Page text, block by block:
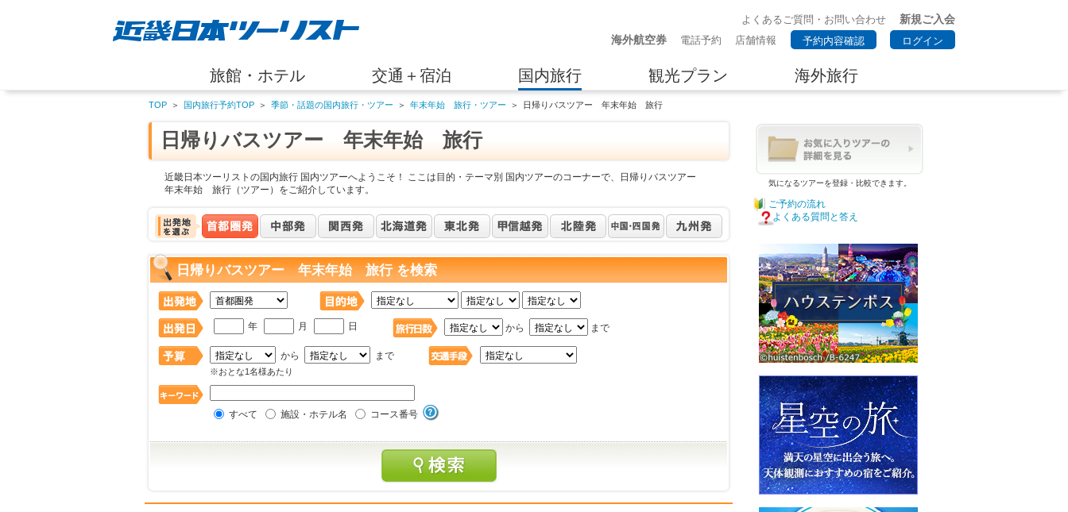
よくあるご質問・お問い合わせ
新規ご入会
海外航空券
電話予約 店舗情報 予約内容確認 ログイン
旅館・ホテル 交通＋宿泊 国内旅行 観光プラン 海外旅行
TOP ＞ 国内旅行予約TOP ＞ 季節・話題の国内旅行・ツアー ＞ 年末年始 旅行・ツアー ＞ 日帰りバスツアー 年末年始 旅行
日帰りバスツアー 年末年始 旅行
近畿日本ツーリストの国内旅行 国内ツアーへようこそ！ ここは目的・テーマ別 国内ツアーのコーナーで、日帰りバスツアー
年末年始 旅行（ツアー）をご紹介しています。
日帰りバスツアー 年末年始 旅行 を検索
年 月 日 から まで
から まで
※おとな1名様あたり
すべて 施設・ホテル名 コース番号
気になるツアーを登録・比較できます。
ご予約の流れ
よくある質問と答え